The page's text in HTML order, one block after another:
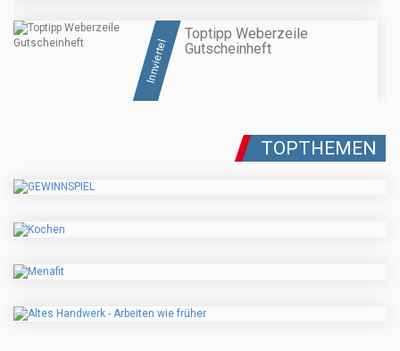
Innviertel
Toptipp Weberzeile
Gutscheinheft
TOPTHEMEN